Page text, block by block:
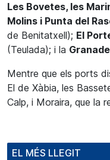
Les Bovetes, les
Molins i Punta del
de Benitatxell); El
(Teulada); i la
Mentre que els ports
El de Xàbia, les
Calp, i Moraira, que la
EL MÉS LLEGIT